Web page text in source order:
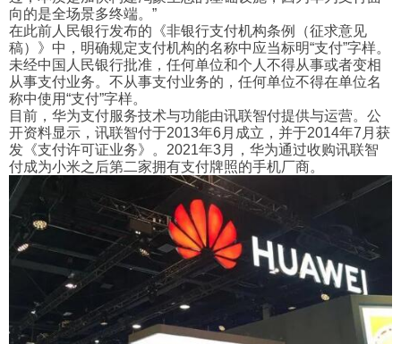
向的是全场景多终端。”
在此前人民银行发布的《非银行支付机构条例（征求意见
稿）》中，明确规定支付机构的名称中应当标明“支付”字样。
未经中国人民银行批准，任何单位和个人不得从事或者变相
从事支付业务。不从事支付业务的，任何单位不得在单位名
称中使用“支付”字样。
目前，华为支付服务技术与功能由讯联智付提供与运营。公
开资料显示，讯联智付于2013年6月成立，并于2014年7月获
发《支付许可证业务》。2021年3月，华为通过收购讯联智
付成为小米之后第二家拥有支付牌照的手机厂商。